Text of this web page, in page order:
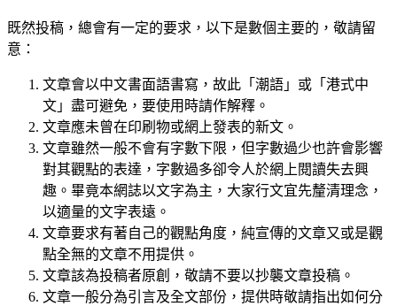
既然投稿，總會有一定的要求，以下是數個主要的，敬請留
意：
文章會以中文書面語書寫，故此「潮語」或「港式中
文」盡可避免，要使用時請作解釋。
文章應未曾在印刷物或網上發表的新文。
文章雖然一般不會有字數下限，但字數過少也許會影響
對其觀點的表達，字數過多卻令人於網上閱讀失去興
趣。畢竟本網誌以文字為主，大家行文宜先釐清理念，
以適量的文字表遠。
文章要求有著自己的觀點角度，純宣傳的文章又或是觀
點全無的文章不用提供。
文章該為投稿者原創，敬請不要以抄襲文章投稿。
文章一般分為引言及全文部份，提供時敬請指出如何分